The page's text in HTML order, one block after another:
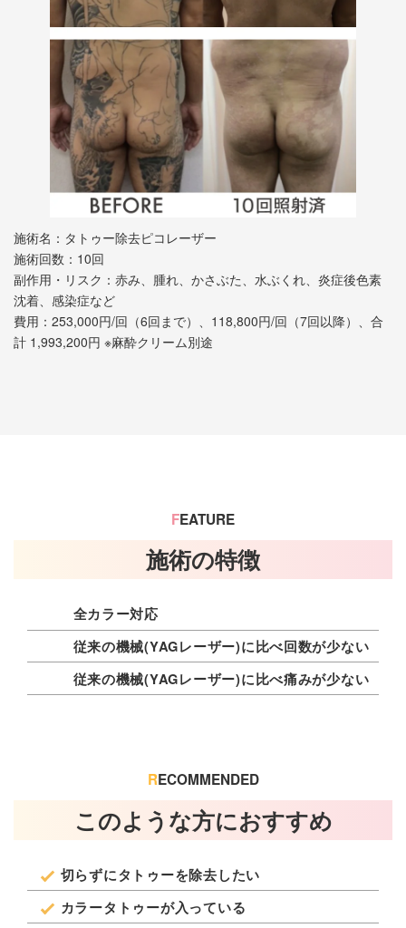
施術名：タトゥー除去ピコレーザー
施術回数：10回
副作用・リスク：赤み、腫れ、かさぶた、水ぶくれ、炎症後色素
沈着、感染症など
費用：253,000円/回（6回まで）、118,800円/回（7回以降）、合
計 1,993,200円 ※麻酔クリーム別途
FEATURE
施術の特徴
全カラー対応
従来の機械(YAGレーザー)に比べ回数が少ない
従来の機械(YAGレーザー)に比べ痛みが少ない
RECOMMENDED
このような方におすすめ
切らずにタトゥーを除去したい
カラータトゥーが入っている